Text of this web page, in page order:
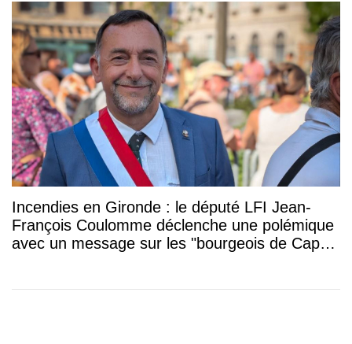
Incendies en Gironde : le député LFI Jean-
François Coulomme déclenche une polémique
avec un message sur les "bourgeois de Cap-